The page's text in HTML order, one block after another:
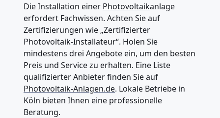
Die Installation einer Photovoltaikanlage
erfordert Fachwissen. Achten Sie auf
Zertifizierungen wie „Zertifizierter
Photovoltaik-Installateur“. Holen Sie
mindestens drei Angebote ein, um den besten
Preis und Service zu erhalten. Eine Liste
qualifizierter Anbieter finden Sie auf
Photovoltaik-Anlagen.de. Lokale Betriebe in
Köln bieten Ihnen eine professionelle
Beratung.